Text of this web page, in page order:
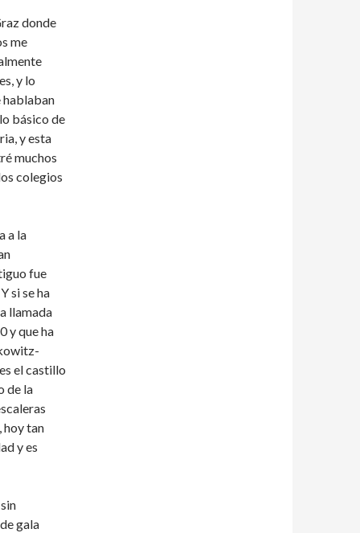
donde
me
y lo
hablaban
básico de
y esta
muchos
colegios
a la
fue
si se ha
llamada
y que ha
el castillo
de la
hoy tan
y es
gala